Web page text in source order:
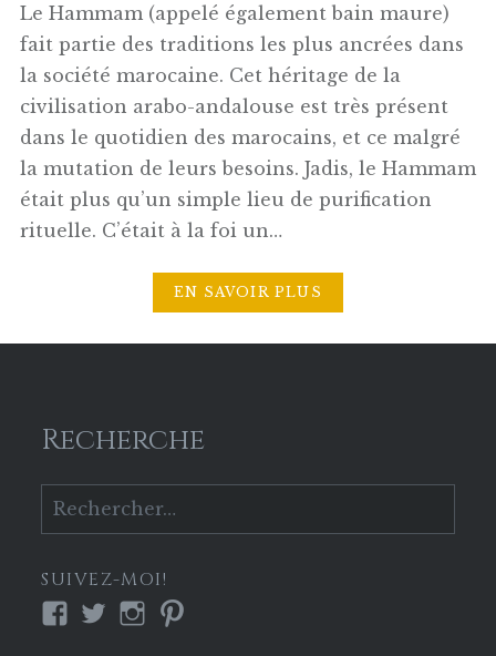
Le Hammam (appelé également bain maure)
fait partie des traditions les plus ancrées dans
la société marocaine. Cet héritage de la
civilisation arabo-andalouse est très présent
dans le quotidien des marocains, et ce malgré
la mutation de leurs besoins. Jadis, le Hammam
était plus qu’un simple lieu de purification
rituelle. C’était à la foi un…
EN SAVOIR PLUS
Recherche
Rechercher :
SUIVEZ-MOI!
Voir Voir Voir